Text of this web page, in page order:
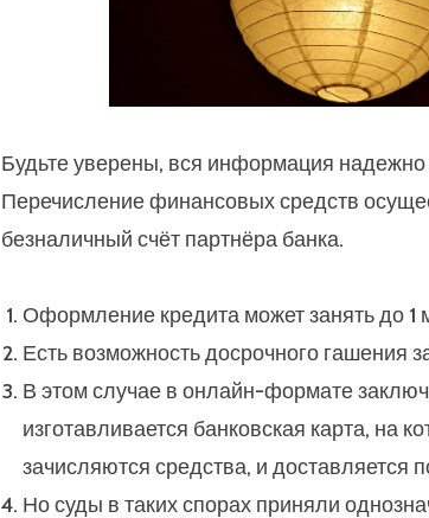
Будьте уверены, вся информация
Перечисление финансовых средств
безналичный счёт партнёра банка.
Оформление кредита может занять до 1
Есть возможность досрочного гашения
В этом случае в онлайн-формате
изготавливается банковская карта, на
зачисляются средства, и доставляется
Но суды в таких спорах приняли